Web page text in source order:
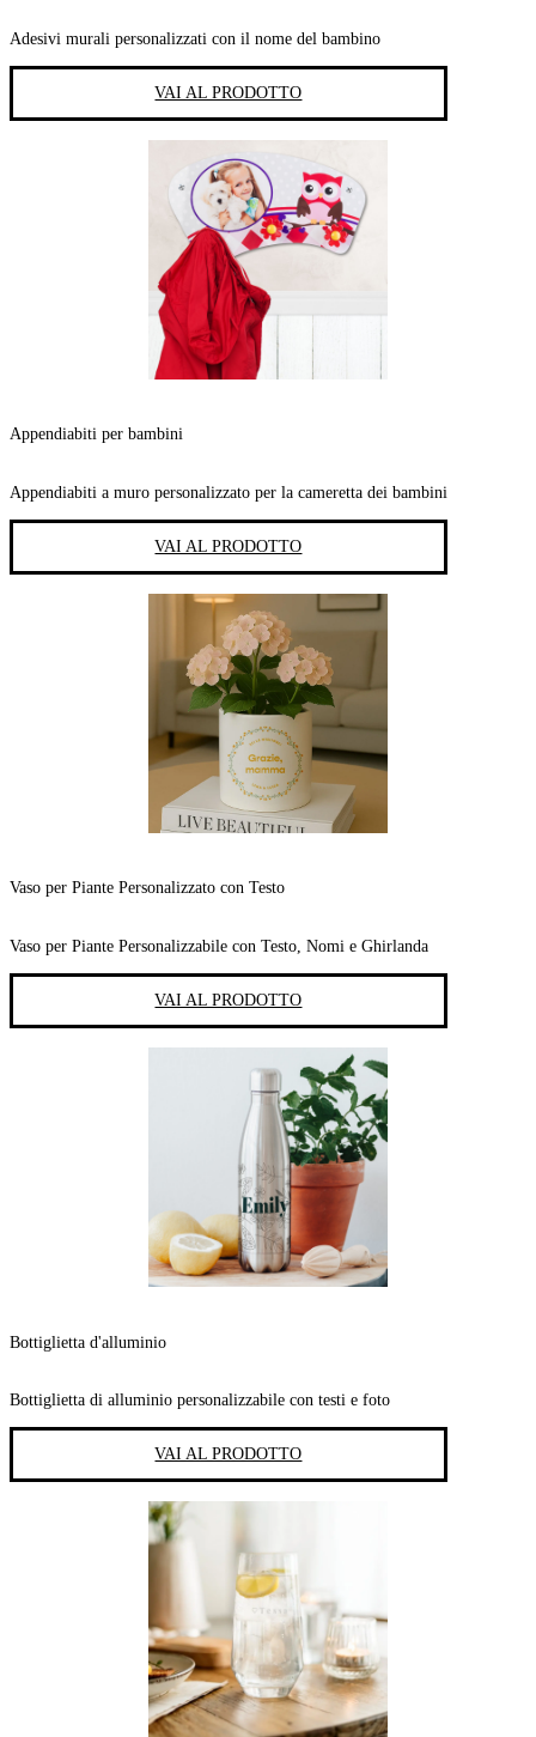
Adesivi murali personalizzati con il nome del bambino
VAI AL PRODOTTO
Appendiabiti per bambini
Appendiabiti a muro personalizzato per la cameretta dei bambini
VAI AL PRODOTTO
Vaso per Piante Personalizzato con Testo
Vaso per Piante Personalizzabile con Testo, Nomi e Ghirlanda
VAI AL PRODOTTO
Bottiglietta d'alluminio
Bottiglietta di alluminio personalizzabile con testi e foto
VAI AL PRODOTTO